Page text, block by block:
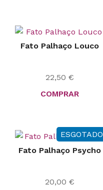
Fato Palhaço Louco
22,50 €
COMPRAR
ESGOTADO
Fato Palhaço Psycho
20,00 €